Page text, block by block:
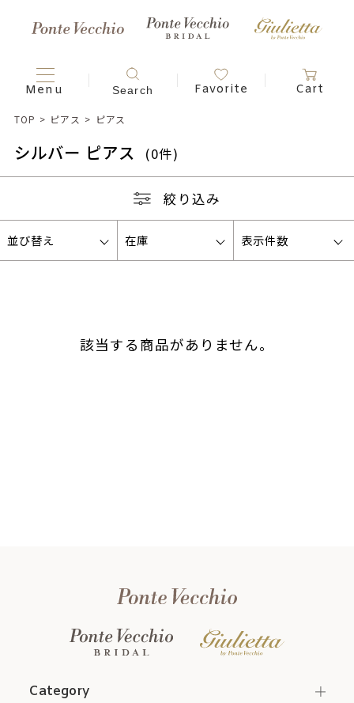
TOP > ピアス > ピアス
シルバー ピアス (0件)
絞り込み
並び替え 在庫 表示件数
該当する商品がありません。
Category